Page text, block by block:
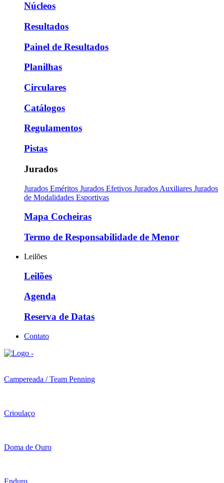
Núcleos
Resultados
Painel de Resultados
Planilhas
Circulares
Catálogos
Regulamentos
Pistas
Jurados
Jurados Eméritos Jurados Efetivos Jurados Auxiliares Jurados
de Modalidades Esportivas
Mapa Cocheiras
Termo de Responsabilidade de Menor
Leilões
Leilões
Agenda
Reserva de Datas
Contato
Campereada / Team Penning
Crioulaço
Doma de Ouro
Enduro